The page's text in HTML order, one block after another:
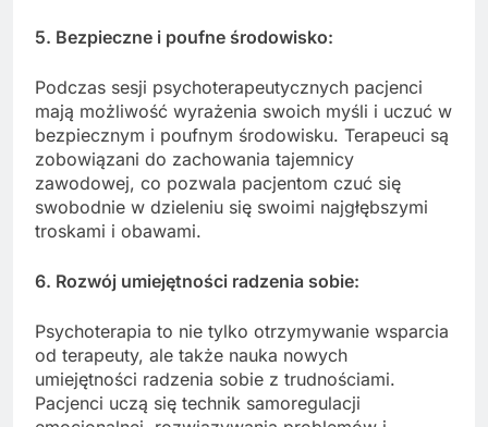
5. Bezpieczne i poufne środowisko:
Podczas sesji psychoterapeutycznych pacjenci
mają możliwość wyrażenia swoich myśli i uczuć w
bezpiecznym i poufnym środowisku. Terapeuci są
zobowiązani do zachowania tajemnicy
zawodowej, co pozwala pacjentom czuć się
swobodnie w dzieleniu się swoimi najgłębszymi
troskami i obawami.
6. Rozwój umiejętności radzenia sobie:
Psychoterapia to nie tylko otrzymywanie wsparcia
od terapeuty, ale także nauka nowych
umiejętności radzenia sobie z trudnościami.
Pacjenci uczą się technik samoregulacji